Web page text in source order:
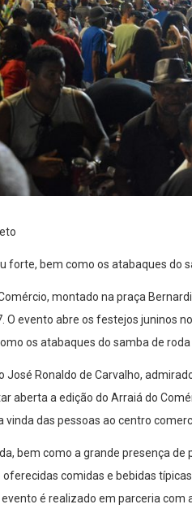
forte, bem como os atabaques do
montado na praça
O evento abre os festejos juninos
os atabaques do samba de
José Ronaldo de Carvalho,
aberta a edição do Arraiá do
vinda das pessoas ao centro
bem como a grande presença de
comidas e bebidas
é realizado em parceria com